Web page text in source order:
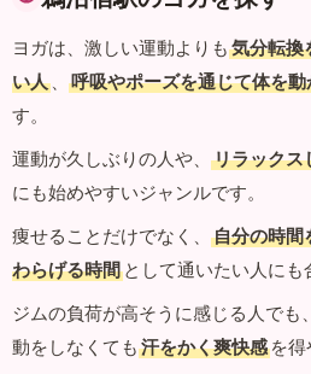
ヨガは、激しい運動よりも 気分転換
い人 、 呼吸やポーズを通じて体を
す。
運動が久しぶりの人や、
リラックス
にも始めやすいジャンルです。
痩せることだけでなく、
自分の時間
わらげる時間 として通いたい人にも
ジムの負荷が高そうに感じる人でも
動をしなくても 汗をかく爽快感 を得